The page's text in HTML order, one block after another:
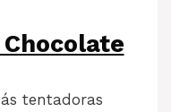
tentadoras